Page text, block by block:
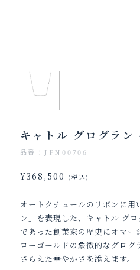
キャトル グログラン
品番：JPN00706
¥368,500 (税込)
オートクチュールのリボンに用
ン」を表現した、キャトル グ
であった創業家の歴史にオマー
ローゴールドの象徴的なグロ
さらえた華やかさを添えます。